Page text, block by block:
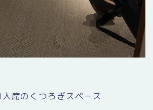
席のくつろぎスペース